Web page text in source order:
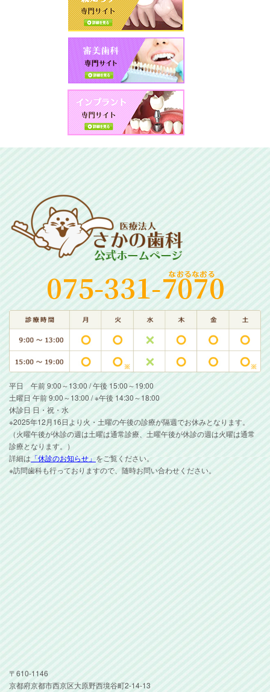
平日 午前 9:00～13:00 / 午後 15:00～19:00
土曜日 午前 9:00～13:00 / ※午後 14:30～18:00
休診日 日・祝・水
※2025年12月16日より火・土曜の午後の診療が隔週でお休みとなります。
（火曜午後が休診の週は土曜は通常診療、土曜午後が休診の週は火曜は通常
診療となります。）
詳細は 「休診のお知らせ」 をご覧ください。
※訪問歯科も行っておりますので、随時お問い合わせください。
〒610-1146
京都府京都市西京区大原野西境谷町2-14-13